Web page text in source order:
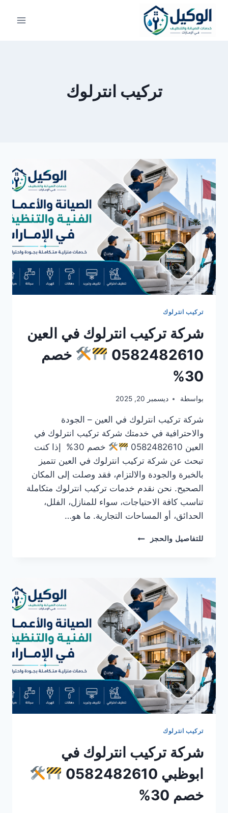
التجاوز
المحتوى
تركيب انترلوك
تركيب انترلوك
شركة تركيب انترلوك في العين
0582482610
خصم
30%
بواسطة ديسمبر 20, 2025
شركة تركيب انترلوك في العين – الجودة
والاحترافية في خدمتك شركة تركيب انترلوك في
العين 0582482610
خصم 30% إذا كنت
تبحث عن شركة تركيب انترلوك في العين تتميز
بالخبرة والجودة والالتزام، فقد وصلت إلى المكان
الصحيح. نحن نقدم خدمات تركيب انترلوك متكاملة
تناسب كافة الاحتياجات، سواء للمنازل، الفلل،
الحدائق، أو المساحات التجارية. ما هو…
للتفاصيل والحجز
شركة
العين
0582482610
خصم
30%
تركيب انترلوك
شركة تركيب انترلوك في
ابوظبي 0582482610
خصم 30%